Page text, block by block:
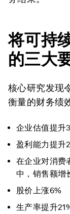
将可持
的三大
核心研究发现
衡量的财务绩
企业估值提升
盈利能力提升
在企业对消费
中，销售额增
股价上涨6%
生产率提升